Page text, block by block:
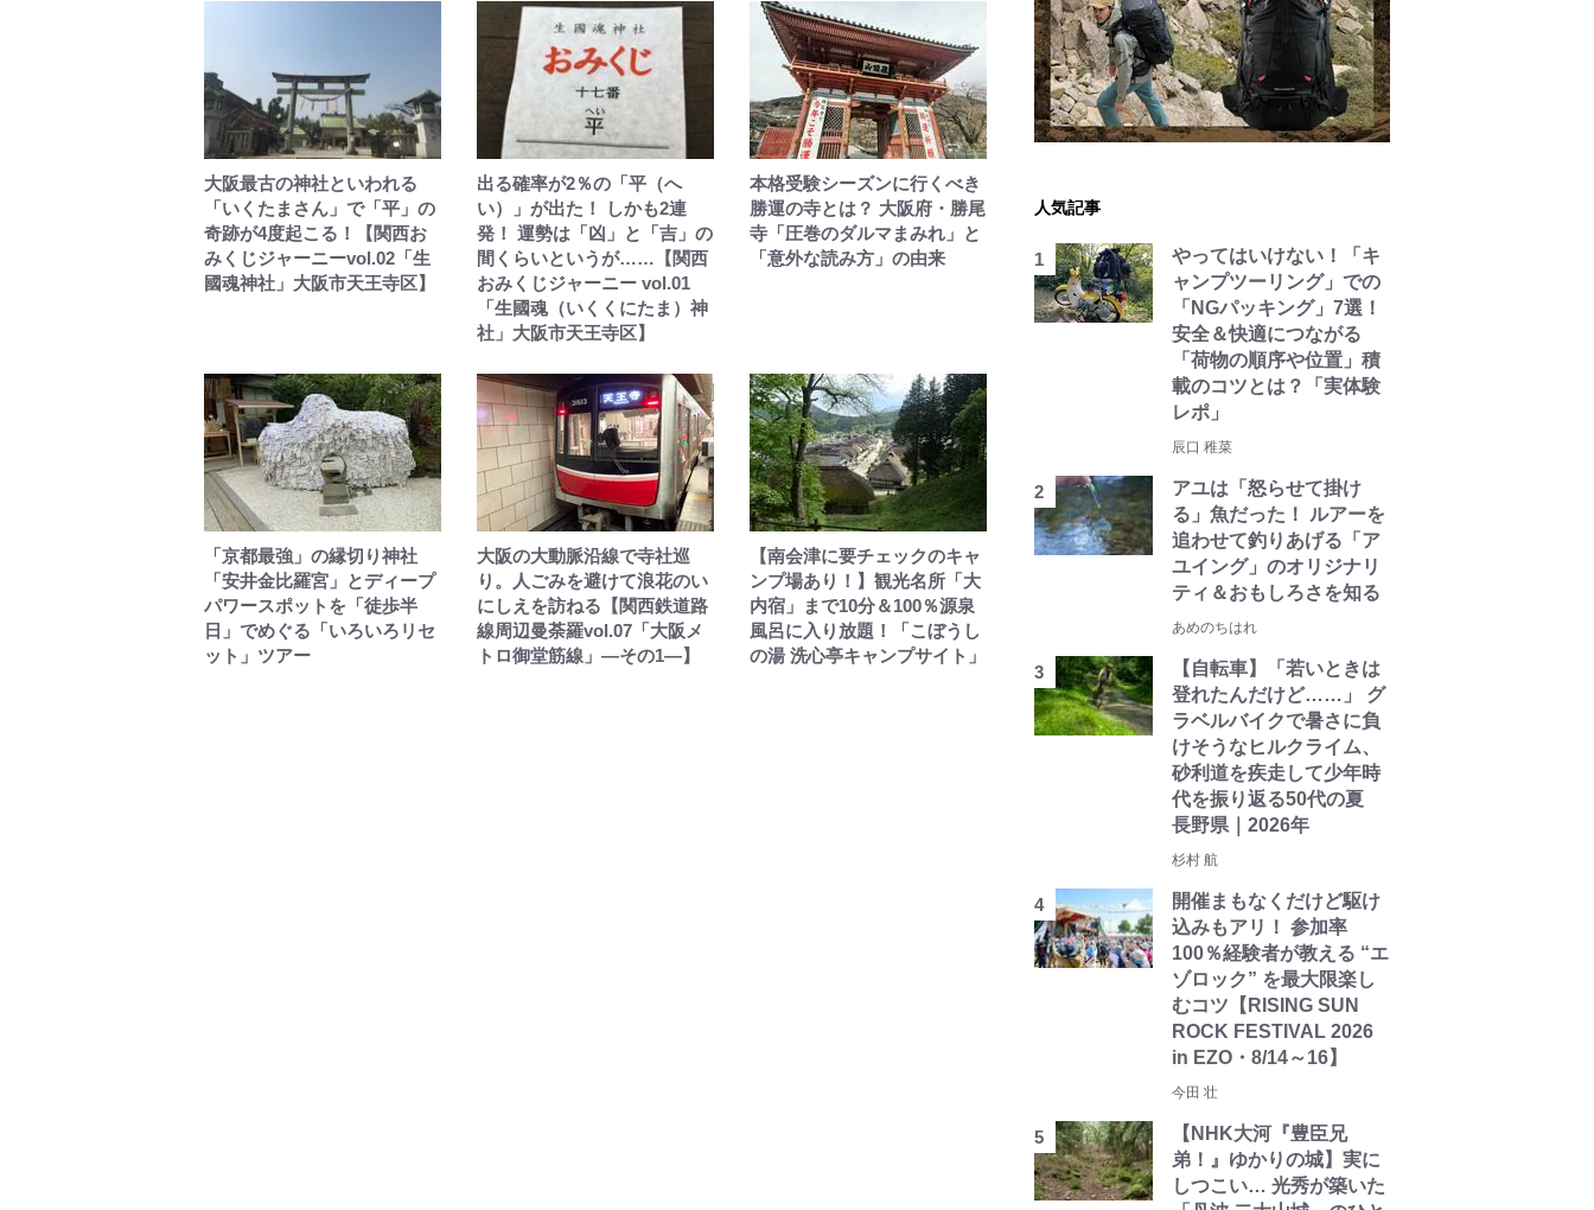
大阪最古の神社といわれる
「いくたまさん」で「平」の
奇跡が4度起こる！【関西お
みくじジャーニーvol.02「生
國魂神社」大阪市天王寺区】
出る確率が2％の「平（へ
い）」が出た！ しかも2連
発！ 運勢は「凶」と「吉」の
間くらいというが……【関西
おみくじジャーニー vol.01
「生國魂（いくくにたま）神
社」大阪市天王寺区】
本格受験シーズンに行くべき
勝運の寺とは？ 大阪府・勝尾
寺「圧巻のダルマまみれ」と
「意外な読み方」の由来
「京都最強」の縁切り神社
「安井金比羅宮」とディープ
パワースポットを「徒歩半
日」でめぐる「いろいろリセ
ット」ツアー
大阪の大動脈沿線で寺社巡
り。人ごみを避けて浪花のい
にしえを訪ねる【関西鉄道路
線周辺曼荼羅vol.07「大阪メ
トロ御堂筋線」—その1—】
【南会津に要チェックのキャ
ンプ場あり！】観光名所「大
内宿」まで10分＆100％源泉
風呂に入り放題！「こぼうし
の湯 洗心亭キャンプサイト」
人気記事
やってはいけない！「キ
ャンプツーリング」での
「NGパッキング」7選！
安全＆快適につながる
「荷物の順序や位置」積
載のコツとは？「実体験
レポ」
辰口 稚菜
アユは「怒らせて掛け
る」魚だった！ ルアーを
追わせて釣りあげる「ア
ユイング」のオリジナリ
ティ＆おもしろさを知る
あめのちはれ
【自転車】「若いときは
登れたんだけど……」 グ
ラベルバイクで暑さに負
けそうなヒルクライム、
砂利道を疾走して少年時
代を振り返る50代の夏
長野県｜2026年
杉村 航
開催まもなくだけど駆け
込みもアリ！ 参加率
100％経験者が教える “エ
ゾロック” を最大限楽し
むコツ【RISING SUN
ROCK FESTIVAL 2026
in EZO・8/14～16】
今田 壮
【NHK大河『豊臣兄
弟！』ゆかりの城】実に
しつこい… 光秀が築いた